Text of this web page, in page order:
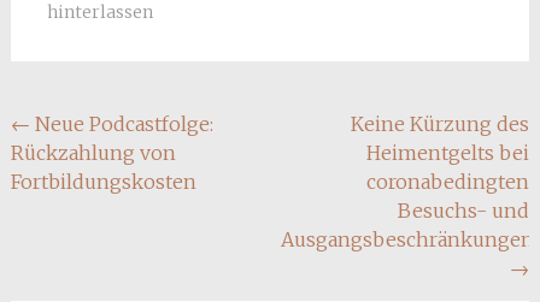
hinterlassen
Beitragsnavigation
← Neue Podcastfolge:
Rückzahlung von
Fortbildungskosten
Keine Kürzung des
Heimentgelts bei
coronabedingten
Besuchs- und
Ausgangsbeschränkungen
→